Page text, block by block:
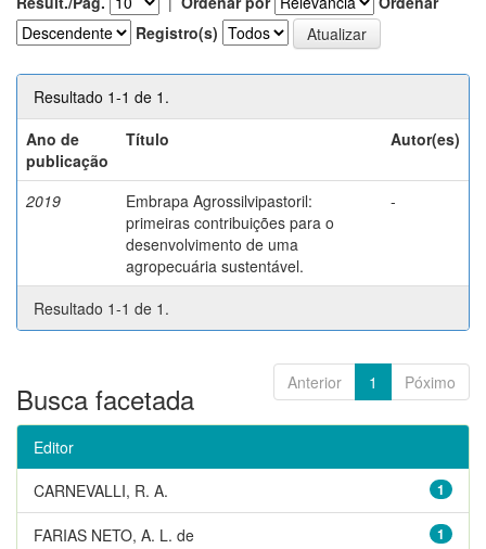
Registro(s)
Resultado 1-1 de 1.
Ano de
publicação
Título Autor(es)
2019
Embrapa Agrossilvipastoril:
primeiras contribuições para o
desenvolvimento de uma
agropecuária sustentável.
-
Resultado 1-1 de 1.
Anterior 1 Póximo
Busca facetada
Editor
1
CARNEVALLI, R. A.
1
FARIAS NETO, A. L. de